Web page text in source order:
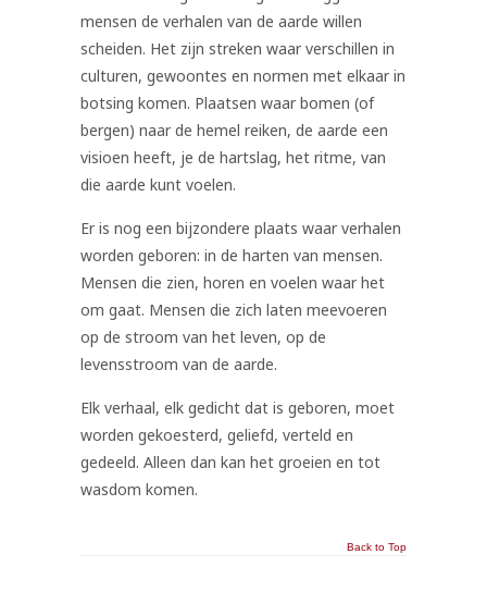
mensen de verhalen van de aarde willen
scheiden. Het zijn streken waar verschillen in
culturen, gewoontes en normen met elkaar in
botsing komen. Plaatsen waar bomen (of
bergen) naar de hemel reiken, de aarde een
visioen heeft, je de hartslag, het ritme, van
die aarde kunt voelen.
Er is nog een bijzondere plaats waar verhalen
worden geboren: in de harten van mensen.
Mensen die zien, horen en voelen waar het
om gaat. Mensen die zich laten meevoeren
op de stroom van het leven, op de
levensstroom van de aarde.
Elk verhaal, elk gedicht dat is geboren, moet
worden gekoesterd, geliefd, verteld en
gedeeld. Alleen dan kan het groeien en tot
wasdom komen.
Back to Top